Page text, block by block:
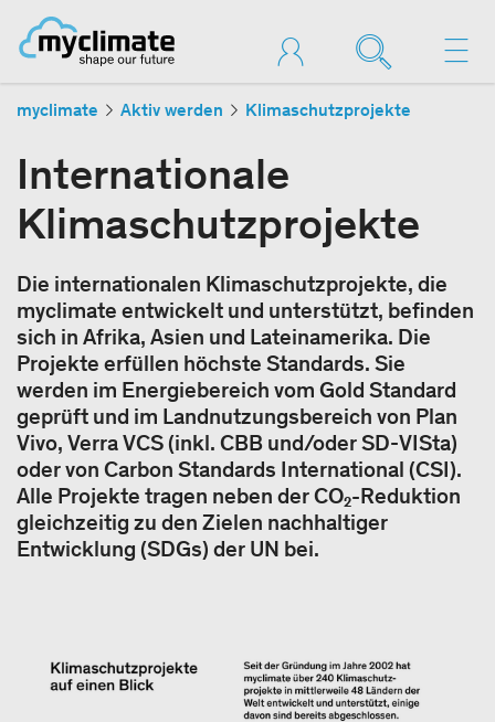
myclimate Aktiv werden Klimaschutzprojekte
Internationale
Klimaschutzprojekte
Die internationalen Klimaschutzprojekte, die
myclimate entwickelt und unterstützt, befinden
sich in Afrika, Asien und Lateinamerika. Die
Projekte erfüllen höchste Standards. Sie
werden im Energiebereich vom Gold Standard
geprüft und im Landnutzungsbereich von Plan
Vivo, Verra VCS (inkl. CBB und/oder SD-VISta)
oder von Carbon Standards International (CSI).
Alle Projekte tragen neben der CO₂-Reduktion
gleichzeitig zu den Zielen nachhaltiger
Entwicklung (SDGs) der UN bei.